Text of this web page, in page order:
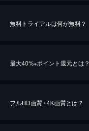
無料トライアルは何が無料？
最大40%※ポイント還元とは？
フルHD画質 / 4K画質とは？